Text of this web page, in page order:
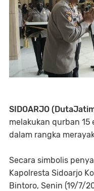
SIDOARJO
melakukan qurban 15
dalam rangka
Secara simbolis
Kapolresta Sidoarjo
Bintoro, Senin (19/7/